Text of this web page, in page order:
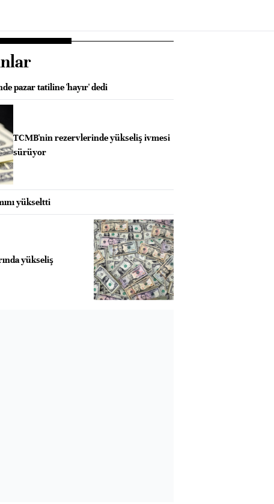
pazar tatiline 'hayır' dedi
TCMB'nin rezervlerinde yükseliş ivmesi
sürüyor
yükseltti
yükseliş